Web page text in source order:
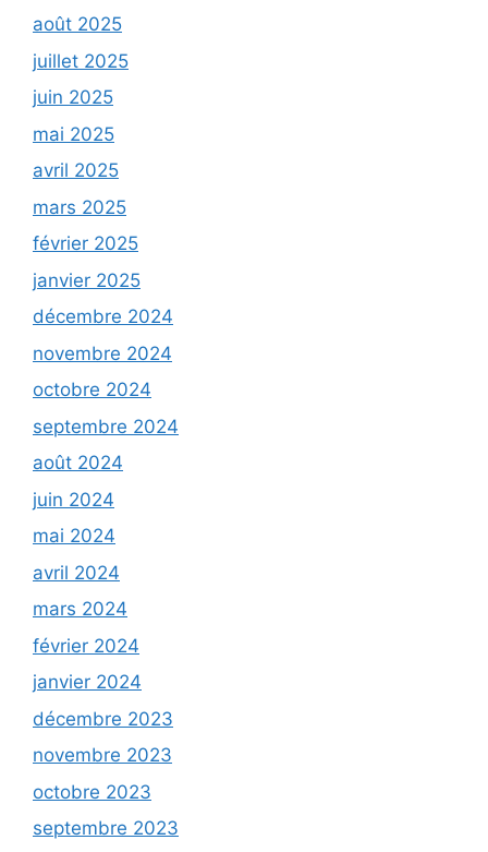
août 2025
juillet 2025
juin 2025
mai 2025
avril 2025
mars 2025
février 2025
janvier 2025
décembre 2024
novembre 2024
octobre 2024
septembre 2024
août 2024
juin 2024
mai 2024
avril 2024
mars 2024
février 2024
janvier 2024
décembre 2023
novembre 2023
octobre 2023
septembre 2023